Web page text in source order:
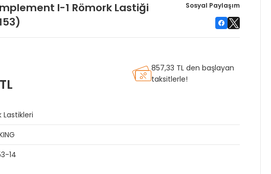
I-1 Römork Lastiği
Sosyal Paylaşım
857,33 TL den başlayan
taksitlerle!
Lastikleri
14